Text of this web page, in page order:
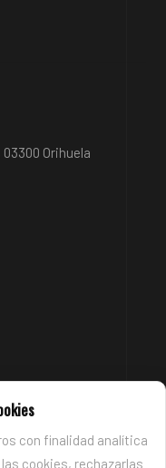
Orihuela
con finalidad analítica
cookies, rechazarlas